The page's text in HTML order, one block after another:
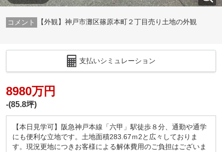
【外観】神戸市灘区篠原本町２丁目売り土地の外観
支払いシミュレーション
8980万円
-(85.8坪)
【本日見学可】阪急神戸本線「六甲」駅徒歩８分、通勤や通学
にも便利な立地です。土地面積283.67ｍ2と広々しておりま
す。現況更地につきお客様による解体費用のご負担はございま